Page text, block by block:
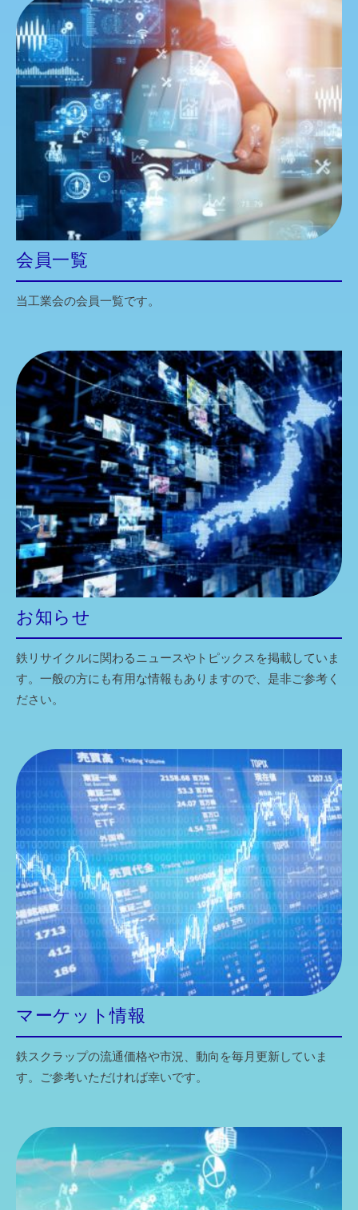
会員一覧
当工業会の会員一覧です。
お知らせ
鉄リサイクルに関わるニュースやトピックスを掲載していま
す。一般の方にも有用な情報もありますので、是非ご参考く
ださい。
マーケット情報
鉄スクラップの流通価格や市況、動向を毎月更新していま
す。ご参考いただければ幸いです。